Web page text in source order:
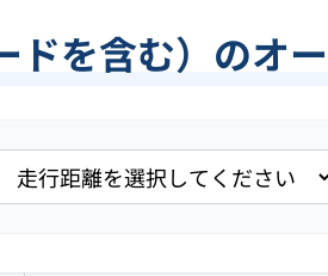
ドを含む）のオ